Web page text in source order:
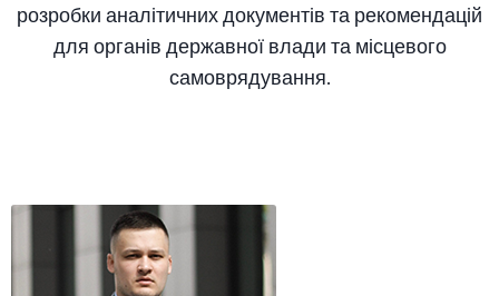
розробки аналітичних документів та рекомендацій
для органів державної влади та місцевого
самоврядування.